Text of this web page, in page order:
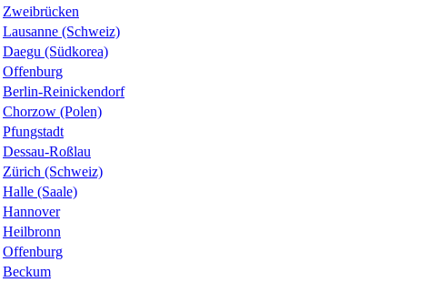
Zweibrücken
Lausanne (Schweiz)
Daegu (Südkorea)
Offenburg
Berlin-Reinickendorf
Chorzow (Polen)
Pfungstadt
Dessau-Roßlau
Zürich (Schweiz)
Halle (Saale)
Hannover
Heilbronn
Offenburg
Beckum